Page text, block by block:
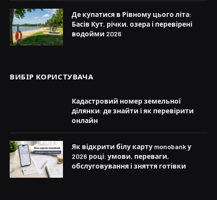
Де купатися в Рівному цього літа:
Басів Кут, річки, озера і перевірені
водойми 2026
ВИБІР КОРИСТУВАЧА
Кадастровий номер земельної
ділянки: де знайти і як перевірити
онлайн
Як відкрити білу карту monobank у
2026 році: умови, переваги,
обслуговування і зняття готівки